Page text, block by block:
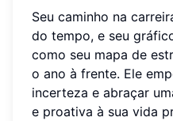
Seu caminho na
do tempo, e seu
como seu mapa de
o ano à frente. Ele
incerteza e abraçar
e proativa à sua vida